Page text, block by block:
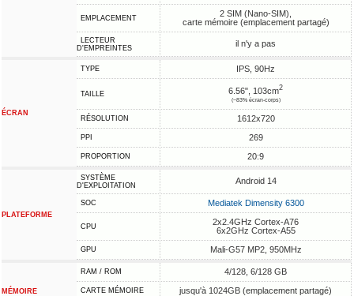
EMPLACEMENT
2 SIM (Nano-SIM),
carte mémoire (emplacement partagé)
LECTEUR
D'EMPREINTES
il n'y a pas
ÉCRAN
TYPE IPS, 90Hz
TAILLE 6.56", 103cm2
(~83% écran-corps)
RÉSOLUTION 1612x720
PPI 269
PROPORTION 20:9
PLATEFORME
SYSTÈME
D'EXPLOITATION
Android 14
SOC Mediatek Dimensity 6300
CPU
2x2.4GHz Cortex-A76
6x2GHz Cortex-A55
GPU Mali-G57 MP2, 950MHz
MÉMOIRE
RAM / ROM 4/128, 6/128 GB
CARTE MÉMOIRE jusqu'à 1024GB (emplacement partagé)